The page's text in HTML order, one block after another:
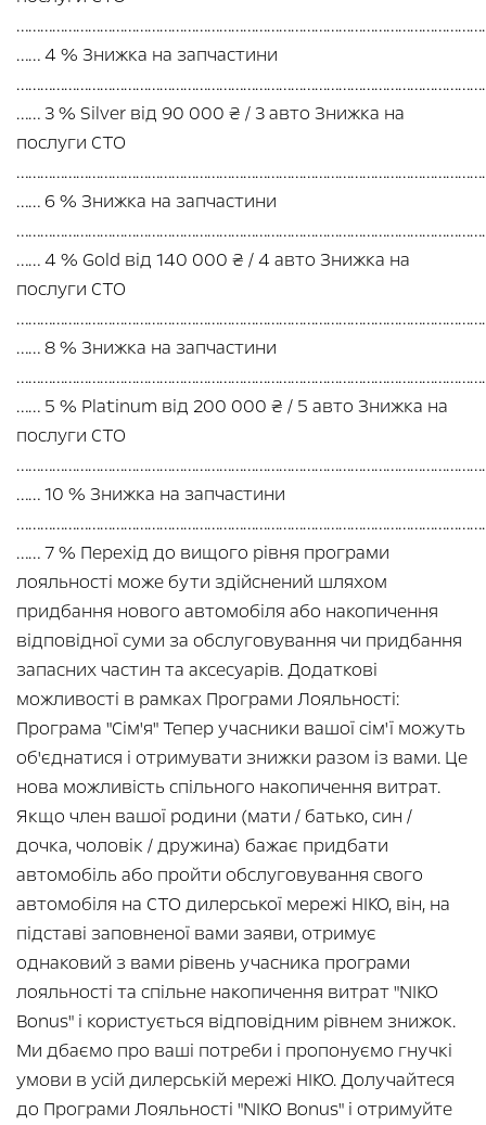
…… 4 % Знижка на запчастини
…… 3 % Silver від 90 000 ₴ / 3 авто Знижка на
послуги СТО
…… 6 % Знижка на запчастини
…… 4 % Gold від 140 000 ₴ / 4 авто Знижка на
послуги СТО
…… 8 % Знижка на запчастини
…… 5 % Platinum від 200 000 ₴ / 5 авто Знижка на
послуги СТО
…… 10 % Знижка на запчастини
…… 7 % Перехід до вищого рівня програми
лояльності може бути здійснений шляхом
придбання нового автомобіля або накопичення
відповідної суми за обслуговування чи придбання
запасних частин та аксесуарів. Додаткові
можливості в рамках Програми Лояльності:
Програма "Сім'я" Тепер учасники вашої сім'ї можуть
об'єднатися і отримувати знижки разом із вами. Це
нова можливість спільного накопичення витрат.
Якщо член вашої родини (мати / батько, син /
дочка, чоловік / дружина) бажає придбати
автомобіль або пройти обслуговування свого
автомобіля на СТО дилерської мережі НІКО, він, на
підставі заповненої вами заяви, отримує
однаковий з вами рівень учасника програми
лояльності та спільне накопичення витрат "NIKO
Bonus" і користується відповідним рівнем знижок.
Ми дбаємо про ваші потреби і пропонуємо гнучкі
умови в усій дилерській мережі НІКО. Долучайтеся
до Програми Лояльності "NIKO Bonus" і отримуйте